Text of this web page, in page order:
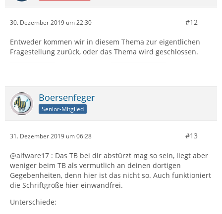
30. Dezember 2019 um 22:30 #12
Entweder kommen wir in diesem Thema zur eigentlichen
Fragestellung zurück, oder das Thema wird geschlossen.
Boersenfeger
Senior-Mitglied
31. Dezember 2019 um 06:28 #13
@alfware17 : Das TB bei dir abstürzt mag so sein, liegt aber
weniger beim TB als vermutlich an deinen dortigen
Gegebenheiten, denn hier ist das nicht so. Auch funktioniert
die Schriftgröße hier einwandfrei.
Unterschiede: